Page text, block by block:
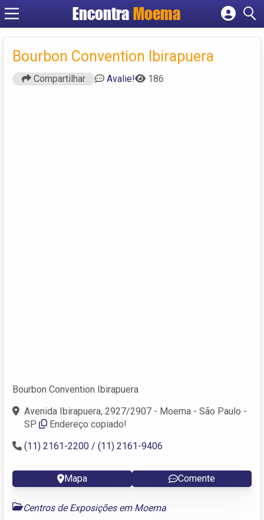
Encontra Moema
Criar conta
Bourbon Convention Ibirapuera
Compartilhar Avalie! 186
Bourbon Convention Ibirapuera
Avenida Ibirapuera, 2927/2907 - Moema - São Paulo -
SP
Endereço copiado!
(11) 2161-2200 / (11) 2161-9406
Mapa Comente
Centros de Exposições em Moema